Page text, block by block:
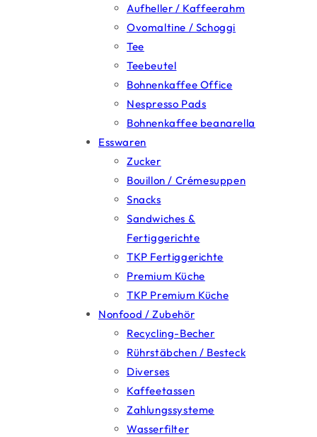
Aufheller / Kaffeerahm
Ovomaltine / Schoggi
Tee
Teebeutel
Bohnenkaffee Office
Nespresso Pads
Bohnenkaffee beanarella
Esswaren
Zucker
Bouillon / Crémesuppen
Snacks
Sandwiches &
Fertiggerichte
TKP Fertiggerichte
Premium Küche
TKP Premium Küche
Nonfood / Zubehör
Recycling-Becher
Rührstäbchen / Besteck
Diverses
Kaffeetassen
Zahlungssysteme
Wasserfilter